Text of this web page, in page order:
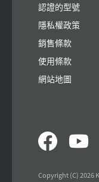
認證的型號
隱私權政策
銷售條款
使用條款
網站地圖
Copyright (C) 2026